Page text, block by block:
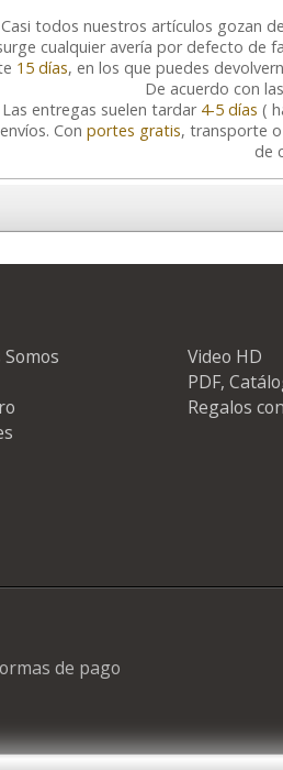
Casi todos nuestros artículos gozan
cualquier avería por defecto de
15 días, en los que puedes
De acuerdo con
Las entregas suelen tardar 4-5 días (
Con portes gratis, transporte
de
Video HD
PDF,
Regalos